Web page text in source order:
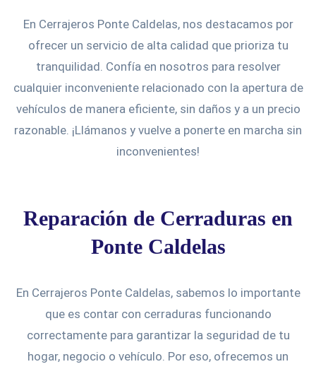
En Cerrajeros Ponte Caldelas, nos destacamos por
ofrecer un servicio de alta calidad que prioriza tu
tranquilidad. Confía en nosotros para resolver
cualquier inconveniente relacionado con la apertura de
vehículos de manera eficiente, sin daños y a un precio
razonable. ¡Llámanos y vuelve a ponerte en marcha sin
inconvenientes!
Reparación de Cerraduras en
Ponte Caldelas
En Cerrajeros Ponte Caldelas, sabemos lo importante
que es contar con cerraduras funcionando
correctamente para garantizar la seguridad de tu
hogar, negocio o vehículo. Por eso, ofrecemos un